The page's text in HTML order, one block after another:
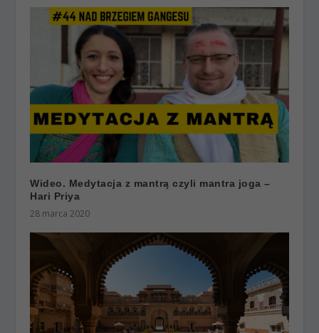
Wideo. Medytacja z mantrą czyli mantra joga –
Hari Priya
28 marca 2020